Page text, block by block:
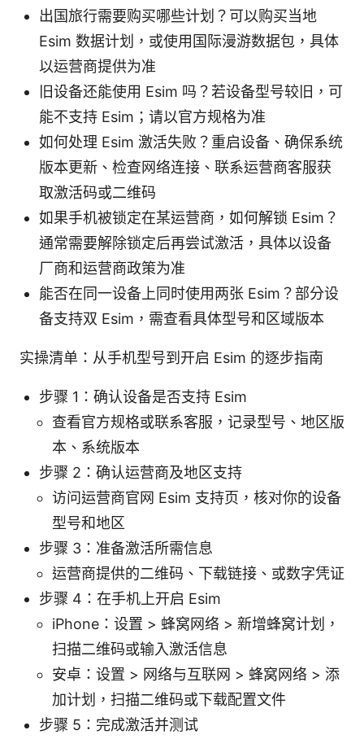
出国旅行需要购买哪些计划？可以购买当地
Esim 数据计划，或使用国际漫游数据包，具体
以运营商提供为准
旧设备还能使用 Esim 吗？若设备型号较旧，可
能不支持 Esim；请以官方规格为准
如何处理 Esim 激活失败？重启设备、确保系统
版本更新、检查网络连接、联系运营商客服获
取激活码或二维码
如果手机被锁定在某运营商，如何解锁 Esim？
通常需要解除锁定后再尝试激活，具体以设备
厂商和运营商政策为准
能否在同一设备上同时使用两张 Esim？部分设
备支持双 Esim，需查看具体型号和区域版本
实操清单：从手机型号到开启 Esim 的逐步指南
步骤 1：确认设备是否支持 Esim
查看官方规格或联系客服，记录型号、地区版
本、系统版本
步骤 2：确认运营商及地区支持
访问运营商官网 Esim 支持页，核对你的设备
型号和地区
步骤 3：准备激活所需信息
运营商提供的二维码、下载链接、或数字凭证
步骤 4：在手机上开启 Esim
iPhone：设置 > 蜂窝网络 > 新增蜂窝计划，
扫描二维码或输入激活信息
安卓：设置 > 网络与互联网 > 蜂窝网络 > 添
加计划，扫描二维码或下载配置文件
步骤 5：完成激活并测试